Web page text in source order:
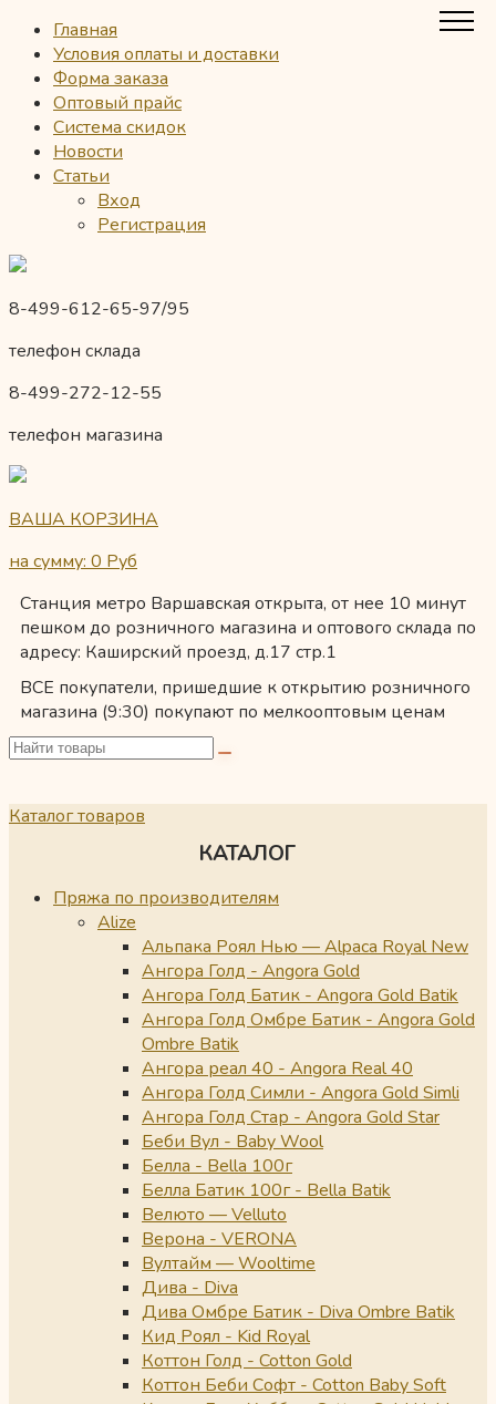
Главная
Условия оплаты и доставки
Форма заказа
Оптовый прайс
Система скидок
Новости
Статьи
Вход
Регистрация
8-499-612-65-97/95
телефон склада
8-499-272-12-55
телефон магазина
ВАША КОРЗИНА
на сумму: 0 Руб
Станция метро Варшавская открыта, от нее 10 минут
пешком до розничного магазина и оптового склада по
адресу: Каширский проезд, д.17 стр.1
ВСЕ покупатели, пришедшие к открытию розничного
магазина (9:30) покупают по мелкооптовым ценам
Каталог товаров
КАТАЛОГ
Пряжа по производителям
Alize
Альпака Роял Нью — Alpaca Royal New
Ангора Голд - Angora Gold
Ангора Голд Батик - Angora Gold Batik
Ангора Голд Омбре Батик - Angora Gold
Ombre Batik
Ангора реал 40 - Angora Real 40
Ангора Голд Симли - Angora Gold Simli
Ангора Голд Стар - Angora Gold Star
Беби Вул - Baby Wool
Белла - Bella 100г
Белла Батик 100г - Bella Batik
Велюто — Velluto
Верона - VERONA
Вултайм — Wooltime
Дива - Diva
Дива Омбре Батик - Diva Ombre Batik
Кид Роял - Kid Royal
Коттон Голд - Cotton Gold
Коттон Беби Софт - Cotton Baby Soft